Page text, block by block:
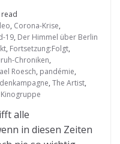
, Corona-Krise,
19, Der Himmel über Berlin
, Fortsetzung:Folgt,
Chroniken,
Roesch, pandémie,
, The Artist,
alle
in diesen Zeiten